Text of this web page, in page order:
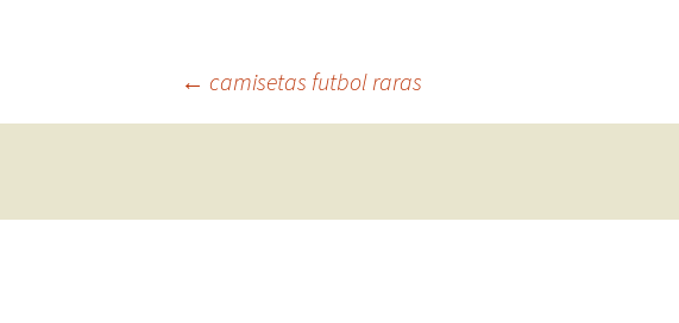
Navegación
← camisetas futbol raras